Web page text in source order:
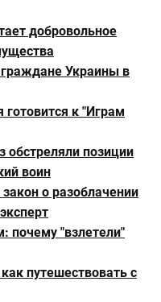
добровольное
Украины в
готовится к "Играм
обстреляли позиции
воин
о разоблачении
почему "взлетели"
путешествовать с